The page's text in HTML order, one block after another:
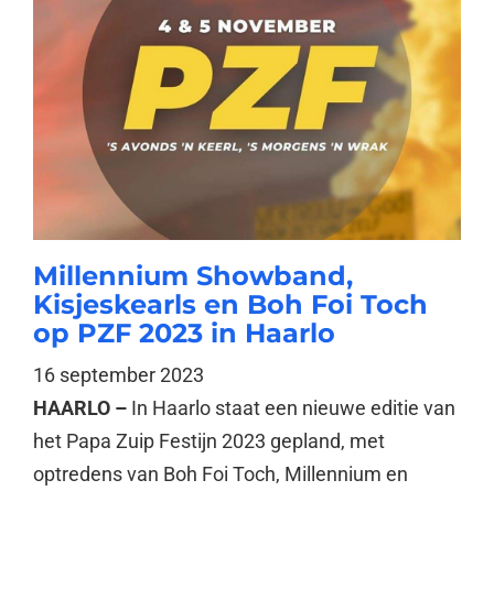
Millennium Showband,
Kisjeskearls en Boh Foi Toch
op PZF 2023 in Haarlo
16 september 2023
HAARLO – In Haarlo staat een nieuwe editie van
het Papa Zuip Festijn 2023 gepland, met
optredens van Boh Foi Toch, Millennium en